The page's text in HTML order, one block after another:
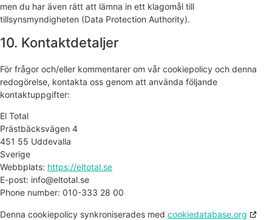
men du har även rätt att lämna in ett klagomål till
tillsynsmyndigheten (Data Protection Authority).
10. Kontaktdetaljer
För frågor och/eller kommentarer om vår cookiepolicy och denna
redogörelse, kontakta oss genom att använda följande
kontaktuppgifter:
El Total
Prästbäcksvägen 4
451 55 Uddevalla
Sverige
Webbplats: https://eltotal.se
E-post: info@eltotal.se
Phone number: 010-333 28 00
Denna cookiepolicy synkroniserades med cookiedatabase.org